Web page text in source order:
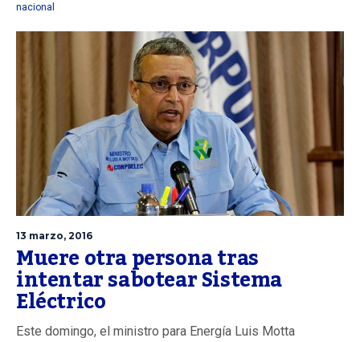
nacional
13 marzo, 2016
Muere otra persona tras
intentar sabotear Sistema
Eléctrico
Este domingo, el ministro para Energía Luis Motta